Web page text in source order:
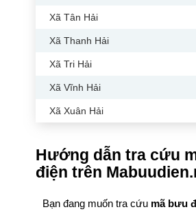
Xã Tân Hải
Xã Thanh Hải
Xã Tri Hải
Xã Vĩnh Hải
Xã Xuân Hải
Hướng dẫn tra cứu
điện trên
Bạn đang muốn tra cứu mã bưu